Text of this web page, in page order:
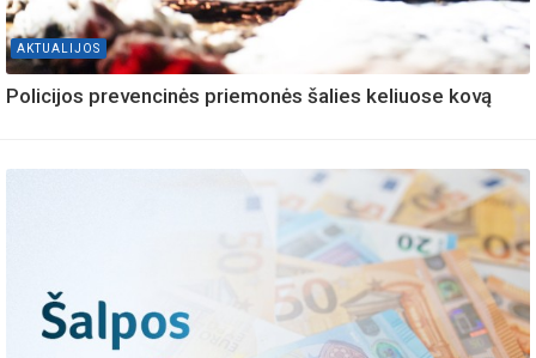
AKTUALIJOS
Policijos prevencinės priemonės šalies keliuose kovą